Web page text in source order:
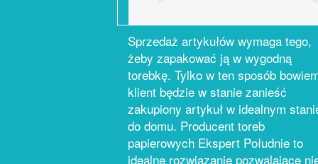
Sprzedaż artykułów wymaga tego,
żeby zapakować ją w wygodną
torebkę. Tylko w ten sposób
klient będzie w stanie zanieść
zakupiony artykuł w idealnym
do domu. Producent toreb
papierowych Ekspert Południe to
idealne rozwiązanie pozwalające